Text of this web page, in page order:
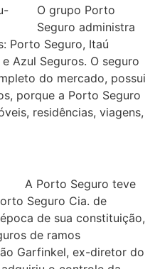
O grupo Porto
Seguro administra
Porto Seguro, Itaú
Azul Seguros. O seguro
do mercado, possui
porque a Porto Seguro
residências, viagens,
A Porto Seguro teve
Seguro Cia. de
de sua constituição,
de ramos
Garfinkel, ex-diretor do